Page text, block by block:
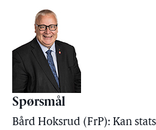
Spørsmål
Bård Hoksrud (FrP): Kan